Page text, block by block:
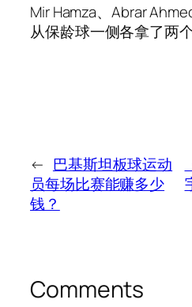
Mir Hamza、Abrar
从保龄球一侧各拿了两个
← 巴基斯坦板球运动
员每场比赛能赚多少
钱？
Comments